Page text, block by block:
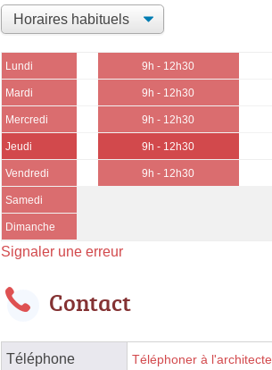
Lundi 9h - 12h30
Mardi 9h - 12h30
Mercredi 9h - 12h30
Jeudi 9h - 12h30
Vendredi 9h - 12h30
Samedi
Dimanche
Signaler une erreur
Contact
Téléphone Téléphoner à l'architecte